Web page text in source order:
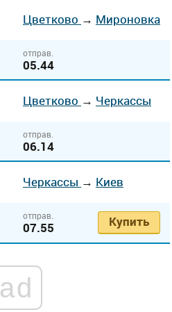
Цветково → Мироновка
отправ.
05.44
Цветково → Черкассы
отправ.
06.14
Черкассы → Киев
отправ.
07.55 Купить
ad